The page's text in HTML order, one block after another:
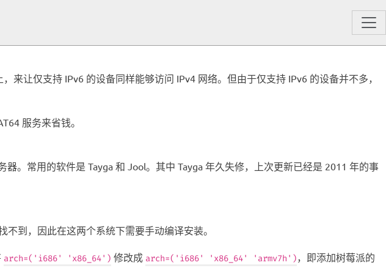
来让仅支持 IPv6 的设备同样能够访问 IPv4 网络。但由于仅支持 IPv6 的设备并不多，
服务来省钱。
。常用的软件是 Tayga 和 Jool。其中 Tayga 年久失修，上次更新已经是 2011 年的事
到，因此在这两个系统下需要手动编译安装。
arch=('i686' 'x86_64') 修改成 arch=('i686' 'x86_64' 'armv7h')，即添加树莓派的